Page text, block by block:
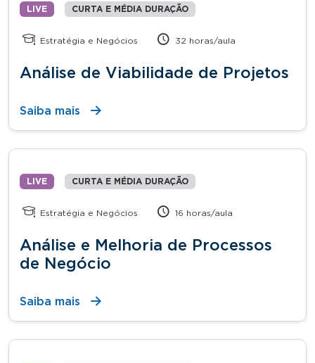
LIVE CURTA E MÉDIA DURAÇÃO
Estratégia e Negócios 32 horas/aula
Análise de Viabilidade de Projetos
Saiba mais
LIVE CURTA E MÉDIA DURAÇÃO
Estratégia e Negócios 16 horas/aula
Análise e Melhoria de Processos
de Negócio
Saiba mais